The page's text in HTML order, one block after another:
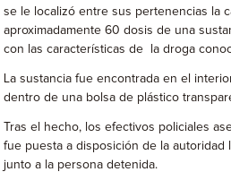
se le localizó entre sus pertenencias la
aproximadamente 60 dosis de una
con las características de la droga
La sustancia fue encontrada en el
dentro de una bolsa de plástico
Tras el hecho, los efectivos policiales
fue puesta a disposición de la autoridad
junto a la persona detenida.